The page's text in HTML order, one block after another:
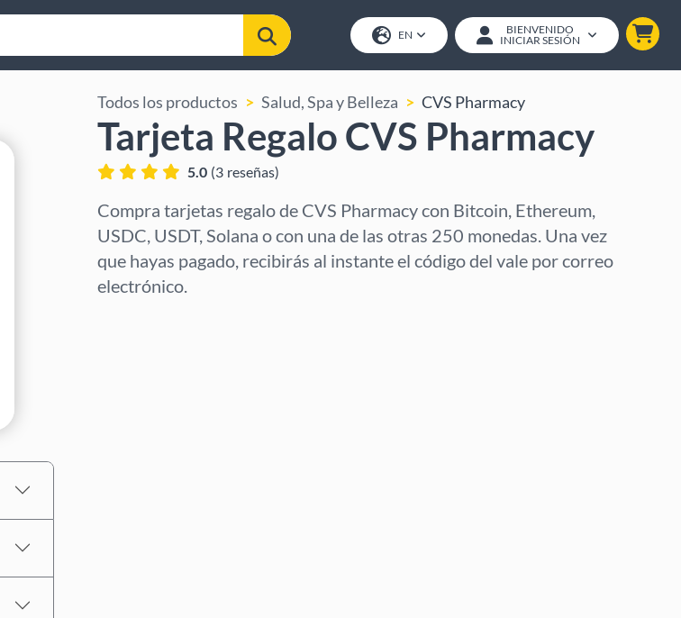
EN
BIENVENIDO
INICIAR SESIÓN
Todos los productos Salud, Spa y Belleza CVS Pharmacy
Tarjeta Regalo CVS Pharmacy
5.0 (3 reseñas)
Compra tarjetas regalo de CVS Pharmacy con Bitcoin, Ethereum,
USDC, USDT, Solana o con una de las otras 250 monedas. Una vez
que hayas pagado, recibirás al instante el código del vale por correo
electrónico.